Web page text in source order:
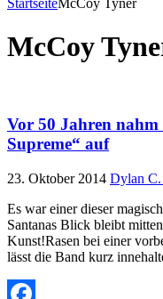
McCoy
Vor 50 Jahren
Supreme“ auf
23. Oktober 2014 Dylan
Es war einer dieser
Santanas Blick bleibt
Kunst!Rasen bei einer
lässt die Band kurz